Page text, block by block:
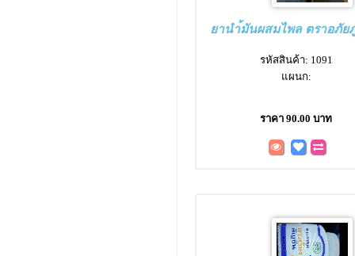
ยานำ้มันผสมไพล ตราอภัย
รหัสสินค้า: 1091
แผนก:
ราคา 90.00 บาท